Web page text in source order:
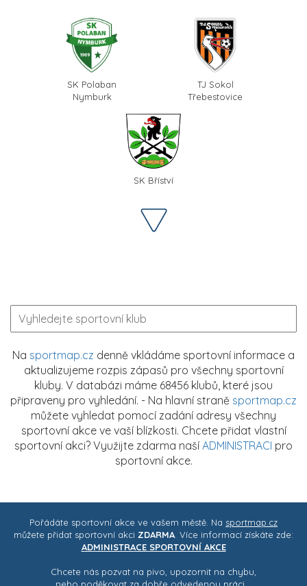
SK Polaban
Nymburk
TJ Sokol
Třebestovice
SK Bříství
Na sportmap.cz denně vkládáme sportovní informace a
aktualizujeme rozpis zápasů pro všechny sportovní
kluby. V databázi máme 68456 klubů, které jsou
připraveny pro vyhledání. - Na hlavní straně sportmap.cz
můžete vyhledat pomocí zadání adresy všechny
sportovní akce ve vaší blízkosti. Chcete přidat vlastní
sportovní akci? Využijte zdarma naší ADMINISTRACI pro
sportovní akce.
Pořádáte sportovní akce ve vašem městě. Na sportmap.cz
můžete přidat sportovní akci ZDARMA. Více informací získáte zde:
ADMINISTRACE SPORTOVNÍ AKCE
Chcete nás pozvat na pivo, upozornit na chybu,